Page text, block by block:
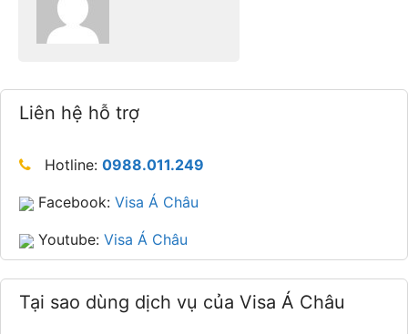
Liên hệ hỗ trợ
Hotline: 0988.011.249
Facebook: Visa Á Châu
Youtube: Visa Á Châu
Tại sao dùng dịch vụ của Visa Á Châu